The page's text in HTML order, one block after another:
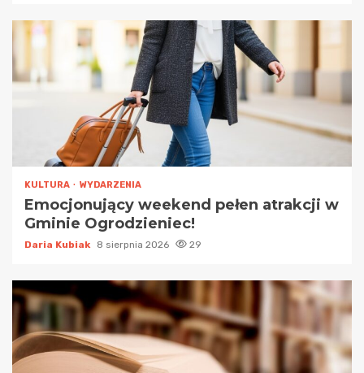
KULTURA WYDARZENIA
Emocjonujący weekend pełen atrakcji w
Gminie Ogrodzieniec!
Daria Kubiak 8 sierpnia 2026 29